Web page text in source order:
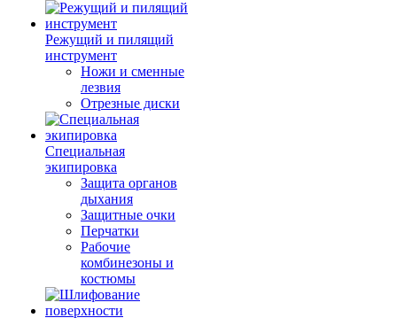
Режущий и пилящий
инструмент
Ножи и сменные
лезвия
Отрезные диски
Специальная
экипировка
Защита органов
дыхания
Защитные очки
Перчатки
Рабочие
комбинезоны и
костюмы